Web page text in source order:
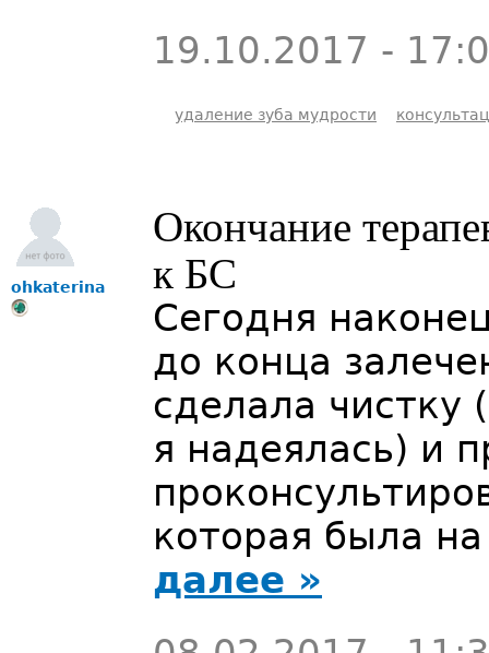
19.10.2017 -
удаление зуба мудрости
ohkaterina
Окончание
к БС
Сегодня
до конца
сделала чистку
я надеялась) и
которая была
далее »